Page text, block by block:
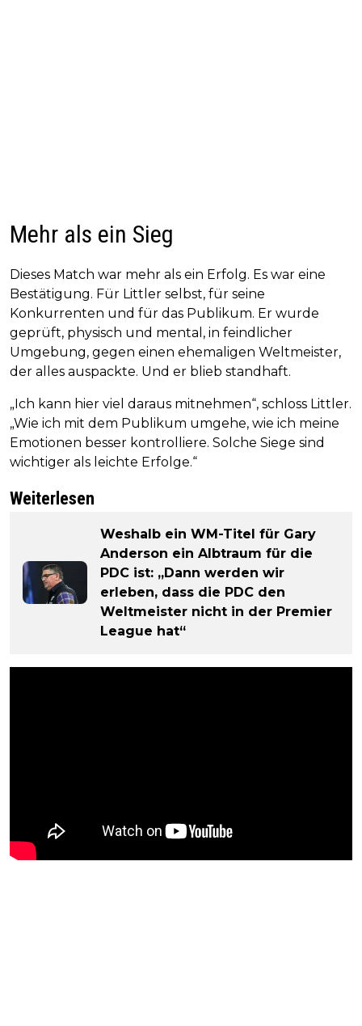
Mehr als ein Sieg
Dieses Match war mehr als ein Erfolg. Es war eine
Bestätigung. Für Littler selbst, für seine
Konkurrenten und für das Publikum. Er wurde
geprüft, physisch und mental, in feindlicher
Umgebung, gegen einen ehemaligen Weltmeister,
der alles auspackte. Und er blieb standhaft.
„Ich kann hier viel daraus mitnehmen“, schloss Littler.
„Wie ich mit dem Publikum umgehe, wie ich meine
Emotionen besser kontrolliere. Solche Siege sind
wichtiger als leichte Erfolge.“
Weiterlesen
Weshalb ein WM-Titel für Gary
Anderson ein Albtraum für die
PDC ist: „Dann werden wir
erleben, dass die PDC den
Weltmeister nicht in der Premier
League hat“